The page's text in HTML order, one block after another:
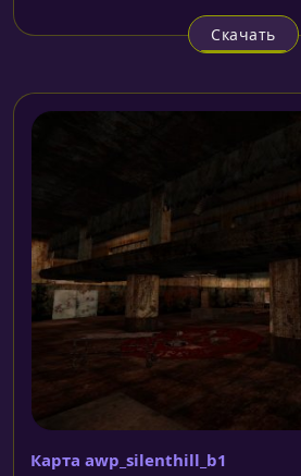
Скачать
Карта awp_silenthill_b1